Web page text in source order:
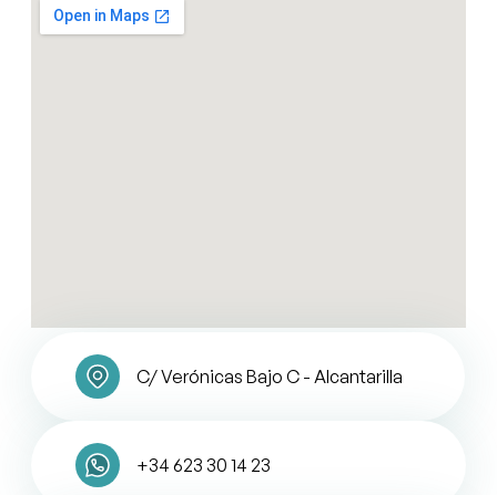
C/ Verónicas Bajo C - Alcantarilla
+34 623 30 14 23